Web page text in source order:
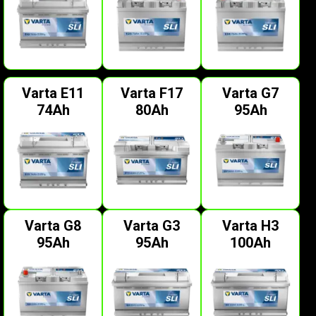
Varta E11
74Ah
Varta F17
80Ah
Varta G7
95Ah
Varta G8
95Ah
Varta G3
95Ah
Varta H3
100Ah